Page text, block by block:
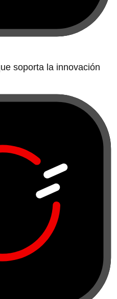
soporta la innovación